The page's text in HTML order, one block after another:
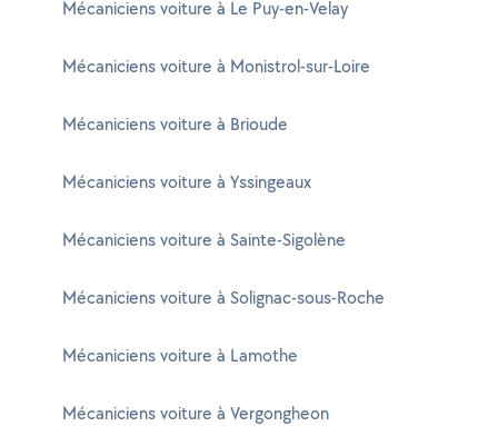
Mécaniciens voiture à Le Puy-en-Velay
Mécaniciens voiture à Monistrol-sur-Loire
Mécaniciens voiture à Brioude
Mécaniciens voiture à Yssingeaux
Mécaniciens voiture à Sainte-Sigolène
Mécaniciens voiture à Solignac-sous-Roche
Mécaniciens voiture à Lamothe
Mécaniciens voiture à Vergongheon